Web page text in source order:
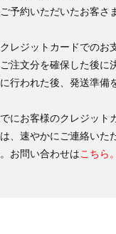
予約いただいたお客さ
レジットカードでのお
注文分を確保した後に
行われた後、発送準備
にお客様のクレジット
、速やかにご連絡いた
お問い合わせはこちら。